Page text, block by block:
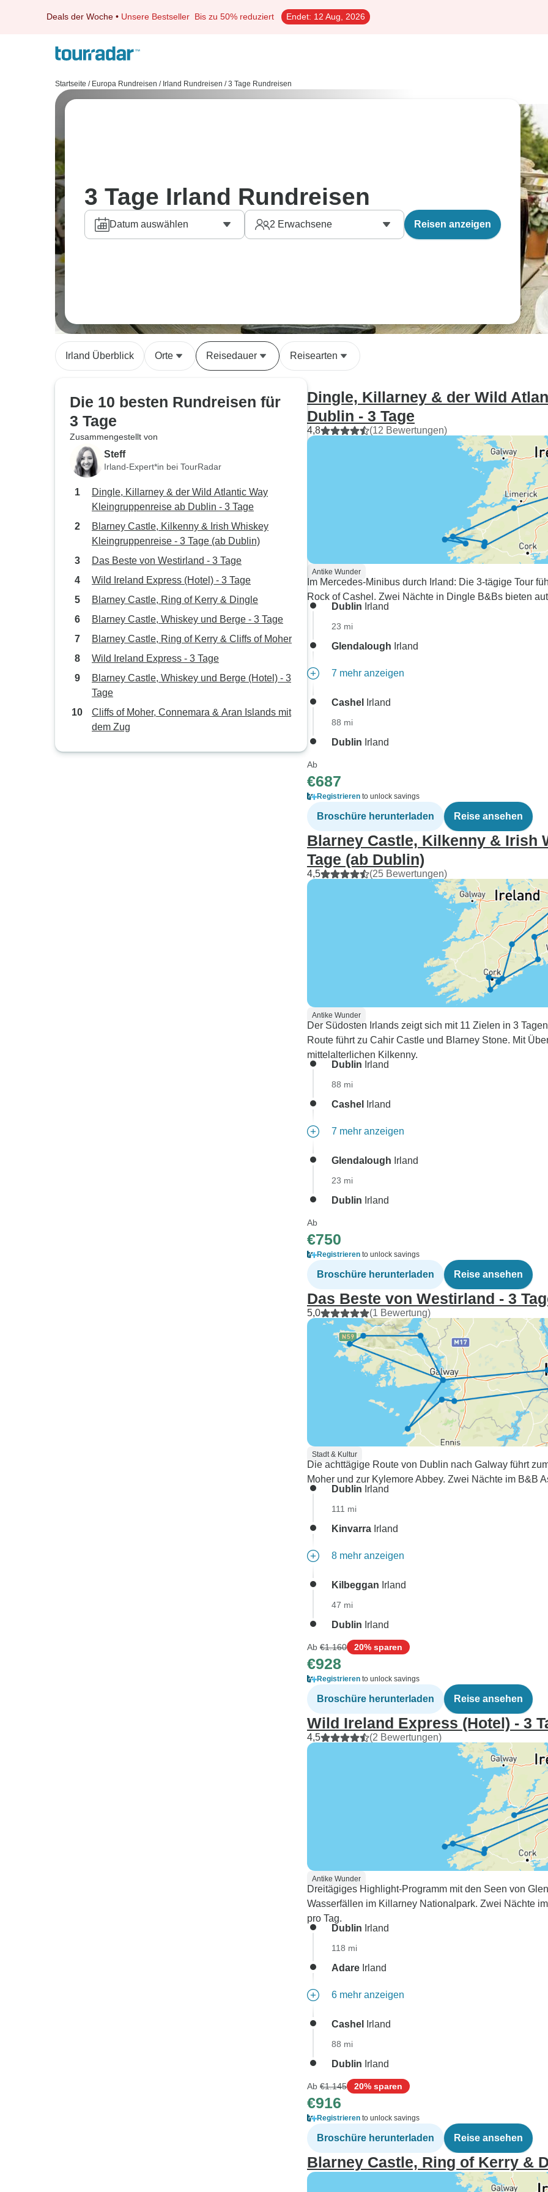
Deals der Woche • Unsere Bestseller Bis zu 50% reduziert Endet: 12 Aug, 2026
Startseite / Europa Rundreisen / Irland Rundreisen / 3 Tage Rundreisen
3 Tage Irland Rundreisen
Datum auswählen 2 Erwachsene Reisen anzeigen
Irland Überblick Orte Reisedauer Reisearten
Die 10 besten Rundreisen für
3 Tage
Zusammengestellt von
Steff
Irland-Expert*in bei TourRadar
Dingle, Killarney & der Wild Atlantic Way
Kleingruppenreise ab Dublin - 3 Tage
Blarney Castle, Kilkenny & Irish Whiskey
Kleingruppenreise - 3 Tage (ab Dublin)
Das Beste von Westirland - 3 Tage
Wild Ireland Express (Hotel) - 3 Tage
Blarney Castle, Ring of Kerry & Dingle
Blarney Castle, Whiskey und Berge - 3 Tage
Blarney Castle, Ring of Kerry & Cliffs of Moher
Wild Ireland Express - 3 Tage
Blarney Castle, Whiskey und Berge (Hotel) - 3
Tage
Cliffs of Moher, Connemara & Aran Islands mit
dem Zug
Dingle, Killarney & der Wild
Dublin - 3 Tage
4,8 (12 Bewertungen)
Antike Wunder
Im Mercedes-Minibus durch Irland: Die 3-tägige Tour
Rock of Cashel. Zwei Nächte in Dingle B&Bs bieten
Dublin Irland
23 mi
Glendalough Irland
7 mehr anzeigen
Cashel Irland
88 mi
Dublin Irland
Ab
€687
Registrieren to unlock savings
Broschüre herunterladen Reise ansehen
Blarney Castle, Kilkenny & Irish
Tage (ab Dublin)
4,5 (25 Bewertungen)
Antike Wunder
Der Südosten Irlands zeigt sich mit 11 Zielen in 3
Route führt zu Cahir Castle und Blarney Stone. Mit
mittelalterlichen Kilkenny.
Dublin Irland
88 mi
Cashel Irland
7 mehr anzeigen
Glendalough Irland
23 mi
Dublin Irland
Ab
€750
Registrieren to unlock savings
Broschüre herunterladen Reise ansehen
Das Beste von Westirland - 3
5,0 (1 Bewertung)
Stadt & Kultur
Die achttägige Route von Dublin nach Galway führt
Moher und zur Kylemore Abbey. Zwei Nächte im B&B
Dublin Irland
111 mi
Kinvarra Irland
8 mehr anzeigen
Kilbeggan Irland
47 mi
Dublin Irland
Ab €1.160 20% sparen
€928
Registrieren to unlock savings
Broschüre herunterladen Reise ansehen
Wild Ireland Express (Hotel) - 3
4,5 (2 Bewertungen)
Antike Wunder
Dreitägiges Highlight-Programm mit den Seen von
Wasserfällen im Killarney Nationalpark. Zwei Nächte
pro Tag.
Dublin Irland
118 mi
Adare Irland
6 mehr anzeigen
Cashel Irland
88 mi
Dublin Irland
Ab €1.145 20% sparen
€916
Registrieren to unlock savings
Broschüre herunterladen Reise ansehen
Blarney Castle, Ring of Kerry &